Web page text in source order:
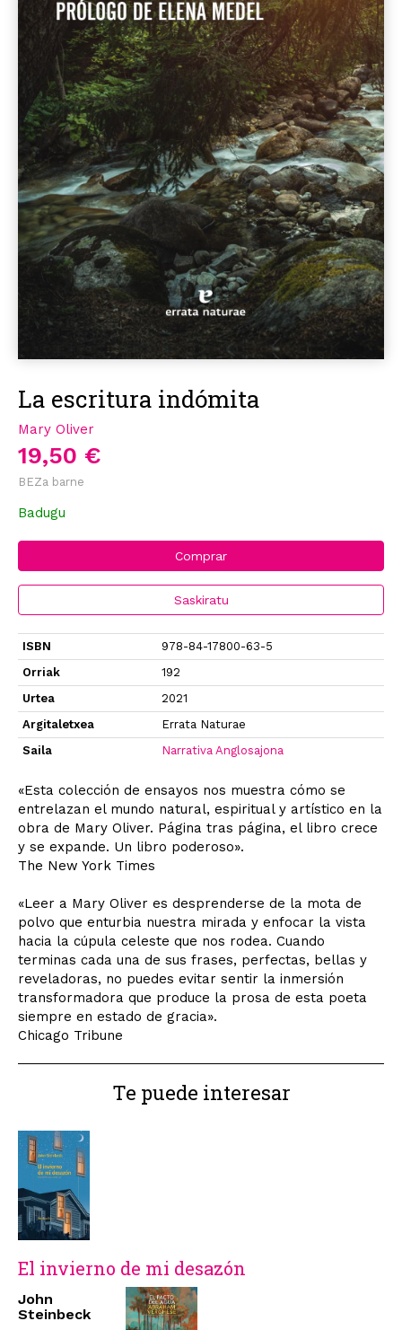
La escritura indómita
Mary Oliver
19,50 €
BEZa barne
Badugu
Comprar
Saskiratu
ISBN
978-84-17800-63-5
Orriak
192
Urtea
2021
Argitaletxea
Errata Naturae
Saila
Narrativa Anglosajona
«Esta colección de ensayos nos muestra cómo se
entrelazan el mundo natural, espiritual y artístico en la
obra de Mary Oliver. Página tras página, el libro crece
y se expande. Un libro poderoso».
The New York Times
«Leer a Mary Oliver es desprenderse de la mota de
polvo que enturbia nuestra mirada y enfocar la vista
hacia la cúpula celeste que nos rodea. Cuando
terminas cada una de sus frases, perfectas, bellas y
reveladoras, no puedes evitar sentir la inmersión
transformadora que produce la prosa de esta poeta
siempre en estado de gracia».
Chicago Tribune
Te puede interesar
El invierno de mi desazón
John
Steinbeck